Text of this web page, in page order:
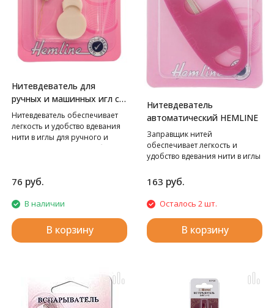
Нитевдеватель для
ручных и машинных игл с
пластиковой ручкой
HEMLINE
Нитевдеватель обеспечивает
легкость и удобство вдевания
нити в иглы для ручного и
машинного шитья. Удобно
76 руб.
В наличии
В корзину
Нитевдеватель
автоматический HEMLINE
Заправщик нитей
обеспечивает легкость и
удобство вдевания нити в иглы
заправляется из дозатора.
Удобное хранение игл в
контейне для быстрого
ремонта. Включает в себя 5 игл
с золотым ушком.
163 руб.
Осталось 2 шт.
В корзину